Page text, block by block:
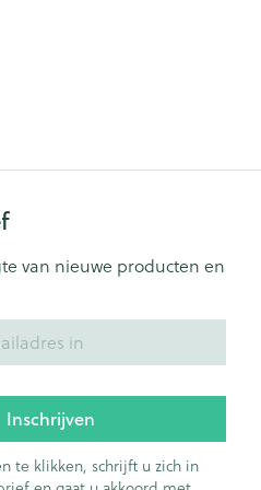
van nieuwe producten en
Inschrijven
te klikken, schrijft u zich in